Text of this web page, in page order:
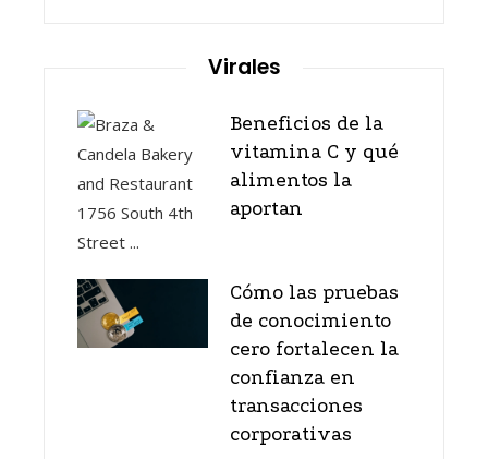
Virales
Beneficios de la
vitamina C y qué
alimentos la
aportan
Cómo las pruebas
de conocimiento
cero fortalecen la
confianza en
transacciones
corporativas